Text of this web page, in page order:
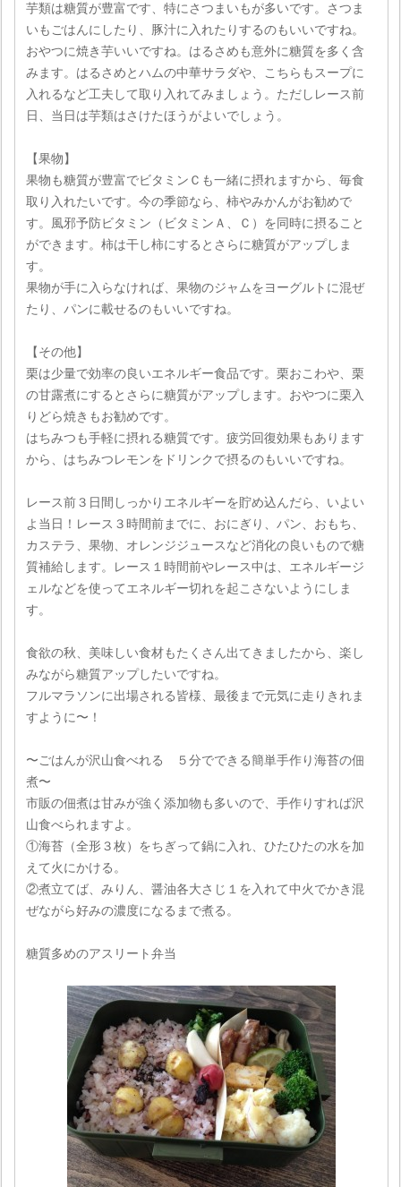
芋類は糖質が豊富です、特にさつまいもが多いです。さつま
いもごはんにしたり、豚汁に入れたりするのもいいですね。
おやつに焼き芋いいですね。はるさめも意外に糖質を多く含
みます。はるさめとハムの中華サラダや、こちらもスープに
入れるなど工夫して取り入れてみましょう。ただしレース前
日、当日は芋類はさけたほうがよいでしょう。
【果物】
果物も糖質が豊富でビタミンＣも一緒に摂れますから、毎食
取り入れたいです。今の季節なら、柿やみかんがお勧めで
す。風邪予防ビタミン（ビタミンＡ、Ｃ）を同時に摂ること
ができます。柿は干し柿にするとさらに糖質がアップしま
す。
果物が手に入らなければ、果物のジャムをヨーグルトに混ぜ
たり、パンに載せるのもいいですね。
【その他】
栗は少量で効率の良いエネルギー食品です。栗おこわや、栗
の甘露煮にするとさらに糖質がアップします。おやつに栗入
りどら焼きもお勧めです。
はちみつも手軽に摂れる糖質です。疲労回復効果もあります
から、はちみつレモンをドリンクで摂るのもいいですね。
レース前３日間しっかりエネルギーを貯め込んだら、いよい
よ当日！レース３時間前までに、おにぎり、パン、おもち、
カステラ、果物、オレンジジュースなど消化の良いもので糖
質補給します。レース１時間前やレース中は、エネルギージ
ェルなどを使ってエネルギー切れを起こさないようにしま
す。
食欲の秋、美味しい食材もたくさん出てきましたから、楽し
みながら糖質アップしたいですね。
フルマラソンに出場される皆様、最後まで元気に走りきれま
すように〜！
〜ごはんが沢山食べれる ５分でできる簡単手作り海苔の佃
煮〜
市販の佃煮は甘みが強く添加物も多いので、手作りすれば沢
山食べられますよ。
①海苔（全形３枚）をちぎって鍋に入れ、ひたひたの水を加
えて火にかける。
②煮立てば、みりん、醤油各大さじ１を入れて中火でかき混
ぜながら好みの濃度になるまで煮る。
糖質多めのアスリート弁当